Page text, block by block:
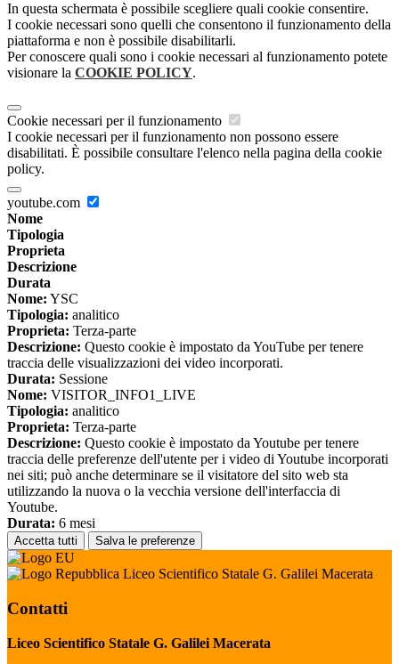
In questa schermata è possibile scegliere quali cookie consentire.
I cookie necessari sono quelli che consentono il funzionamento della
piattaforma e non è possibile disabilitarli.
Per conoscere quali sono i cookie necessari al funzionamento potete
visionare la COOKIE POLICY.
Cookie necessari per il funzionamento
I cookie necessari per il funzionamento non possono essere
disabilitati. È possibile consultare l'elenco nella pagina della cookie
policy.
youtube.com
Nome
Tipologia
Proprieta
Descrizione
Durata
Nome: YSC
Tipologia: analitico
Proprieta: Terza-parte
Descrizione: Questo cookie è impostato da YouTube per tenere
traccia delle visualizzazioni dei video incorporati.
Durata: Sessione
Nome: VISITOR_INFO1_LIVE
Tipologia: analitico
Proprieta: Terza-parte
Descrizione: Questo cookie è impostato da Youtube per tenere
traccia delle preferenze dell'utente per i video di Youtube incorporati
nei siti; può anche determinare se il visitatore del sito web sta
utilizzando la nuova o la vecchia versione dell'interfaccia di
Youtube.
Durata: 6 mesi
Accetta tutti Salva le preferenze
Liceo Scientifico Statale G. Galilei Macerata
Contatti
Liceo Scientifico Statale G. Galilei Macerata